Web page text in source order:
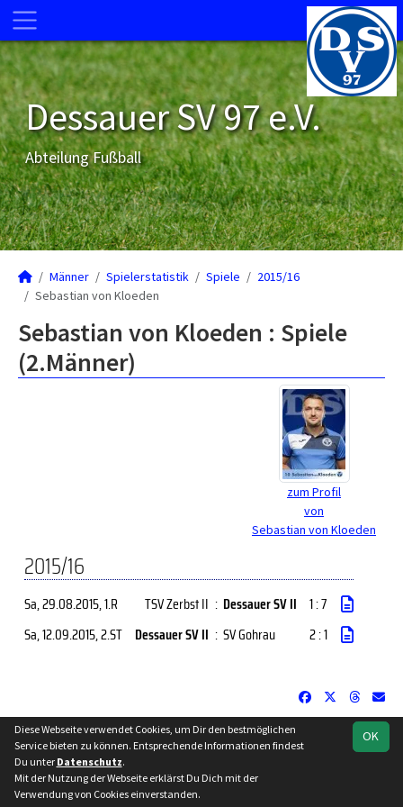
Dessauer SV 97 e.V.
Abteilung Fußball
Männer Spielerstatistik Spiele
2015/16
Sebastian von Kloeden
Sebastian von Kloeden : Spiele
(2.Männer)
zum Profil
von
Sebastian von Kloeden
2015/16
Sa, 29.08.2015, 1.R TSV Zerbst II : Dessauer SV II 1 : 7
Sa, 12.09.2015, 2.ST Dessauer SV II : SV Gohrau 2 : 1
soccero.de
Besucherstatistik Kontakt Impressum
OK
Diese Webseite verwendet Cookies, um Dir den bestmöglichen
Service bieten zu können. Entsprechende Informationen findest
Du unter Datenschutz.
Mit der Nutzung der Webseite erklärst Du Dich mit der
Verwendung von Cookies einverstanden.